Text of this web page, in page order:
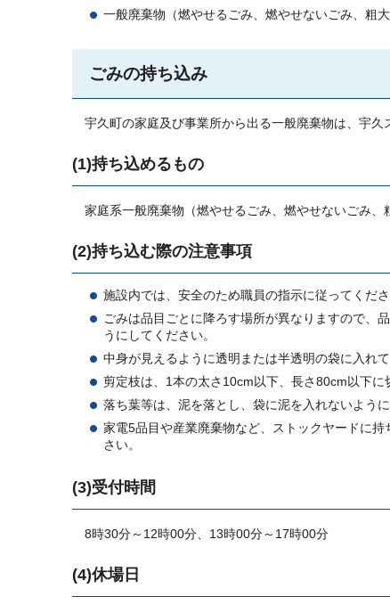
一般廃棄物（燃やせるごみ、燃やせないごみ、粗
ごみの持ち込み
宇久町の家庭及び事業所から出る一般廃棄物は、宇久
(1)持ち込めるもの
家庭系一般廃棄物（燃やせるごみ、燃やせないごみ
(2)持ち込む際の注意事項
施設内では、安全のため職員の指示に従ってくださ
ごみは品目ごとに降ろす場所が異なりますので、
うにしてください。
中身が見えるように透明または半透明の袋に入れて
剪定枝は、1本の太さ10cm以下、長さ80cm以下に
落ち葉等は、泥を落とし、袋に泥を入れないように
家電5品目や産業廃棄物など、ストックヤードに
さい。
(3)受付時間
8時30分～12時00分、13時00分～17時00分
(4)休場日